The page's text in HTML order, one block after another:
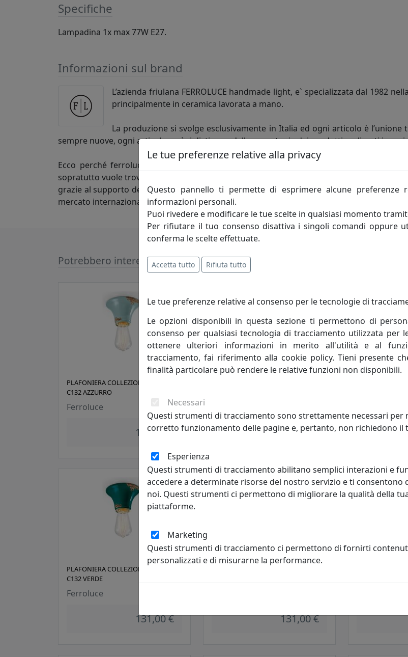
Specifiche
Lampadina 1x max 77W E27.
Informazioni sul brand
L’azienda friulana FERROLUCE handmade light, e` specializzata dal 1982
principalmente in ceramica lavorata a mano.
La produzione si svolge esclusivamente in Italia ed ogni articolo è
sempre nuove, ogni articolo così si distingue dalla monotonia dei prodotti realizzati in
Ecco perché ferroluce si rivolge alla clientela più esigente, che non cerca solo la
sopratutto vuole trovare un’azienda competente e in grado di personalizzare ogni
grazie al supporto dei figli, è una realtà moderna, giovane e Dinamica, che grazie agli
mercato internazionale.
Potrebbero interessarti
PLAFONIERA COLLEZIONE VINTAGE
C132 AZZURRO
Ferroluce
131,00 € 131,00 €
PLAFONIERA COLLEZIONE VINTAGE
C132 VERDE
Ferroluce
131,00 € 131,00 €
Le tue preferenze relative alla privacy
Questo pannello ti permette di esprimere alcune preferenze
informazioni personali.
Puoi rivedere e modificare le tue scelte in qualsiasi momento
Per rifiutare il tuo consenso disattiva i singoli comandi oppure
conferma le scelte effettuate.
Accetta tutto Rifiuta tutto
Le tue preferenze relative al consenso per le tecnologie di
Le opzioni disponibili in questa sezione ti permettono di
consenso per qualsiasi tecnologia di tracciamento utilizzata per
ottenere ulteriori informazioni in merito all'utilità e al
tracciamento, fai riferimento alla cookie policy. Tieni presente
finalità particolare può rendere le relative funzioni non disponibili.
Necessari
Questi strumenti di tracciamento sono strettamente necessari
corretto funzionamento delle pagine e, pertanto, non richiedono il
Esperienza
Questi strumenti di tracciamento abilitano semplici interazioni e
accedere a determinate risorse del nostro servizio e ti consentono
noi. Questi strumenti ci permettono di migliorare la qualità della
piattaforme.
Marketing
Questi strumenti di tracciamento ci permettono di fornirti
personalizzati e di misurarne la performance.